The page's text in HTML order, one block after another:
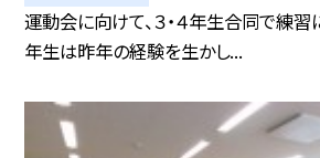
運動会に向けて、３・４年生合同で練習
年生は昨年の経験を生かし...